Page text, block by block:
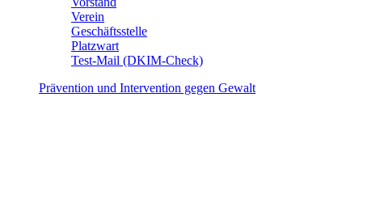
Verein
Geschäftsstelle
Platzwart
Test-Mail (DKIM-Check)
Prävention und Intervention gegen Gewalt